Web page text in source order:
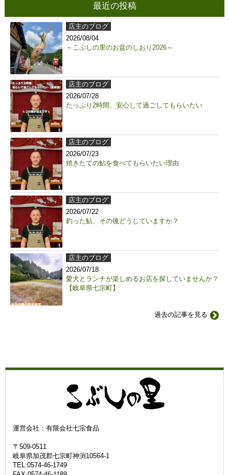
最近の投稿
店主のブログ
2026/08/04
～こぶしの里のお盆のしおり2026～
店主のブログ
2026/07/28
たっぷり2時間、安心して過ごしてもらいたい
店主のブログ
2026/07/23
焼きたての鮎を食べてもらいたい理由
店主のブログ
2026/07/22
釣った鮎、その後どうしていますか？
店主のブログ
2026/07/18
愛犬とランチが楽しめるお店を探していませんか？
【岐阜県七宗町】
過去の記事を見る
運営会社：有限会社七宗食品
〒509-0511
岐阜県加茂郡七宗町神渕10564-1
TEL:0574-46-1749